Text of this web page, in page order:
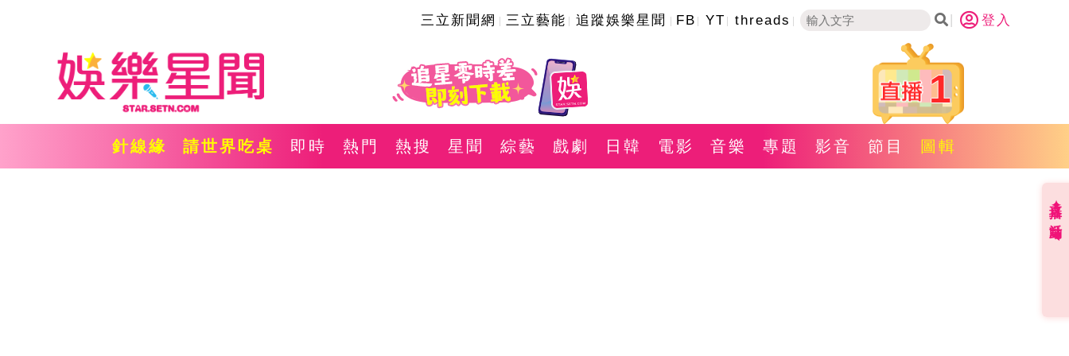
三立新聞網 三立藝能 追蹤娛樂星聞 FB YT threads 登入
1
針線緣 請世界吃桌 即時 熱門 熱搜 星聞 綜藝 戲劇 日韓 電影 音樂 專題 影音 節目 圖輯
直播✦活動